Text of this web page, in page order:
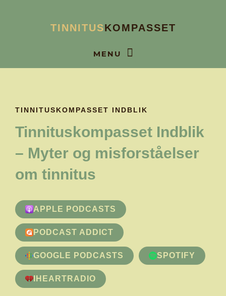
TINNITUSKOMPASSET
TINNITUSKOMPASSET INDBLIK
Tinnituskompasset Indblik
– Myter og misforståelser
om tinnitus
APPLE PODCASTS
PODCAST ADDICT
GOOGLE PODCASTS SPOTIFY
IHEARTRADIO